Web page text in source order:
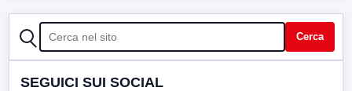
CERCA Cerca
SEGUICI SUI SOCIAL